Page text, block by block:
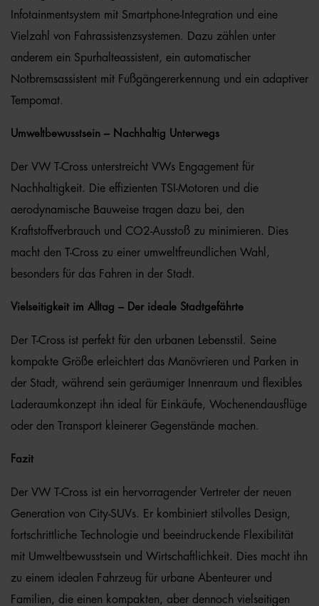
Infotainmentsystem mit Smartphone-Integration und eine
Vielzahl von Fahrassistenzsystemen. Dazu zählen unter
anderem ein Spurhalteassistent, ein automatischer
Notbremsassistent mit Fußgängererkennung und ein adaptiver
Tempomat.
Umweltbewusstsein – Nachhaltig Unterwegs
Der VW T-Cross unterstreicht VWs Engagement für
Nachhaltigkeit. Die effizienten TSI-Motoren und die
aerodynamische Bauweise tragen dazu bei, den
Kraftstoffverbrauch und CO2-Ausstoß zu minimieren. Dies
macht den T-Cross zu einer umweltfreundlichen Wahl,
besonders für das Fahren in der Stadt.
Vielseitigkeit im Alltag – Der ideale Stadtgefährte
Der T-Cross ist perfekt für den urbanen Lebensstil. Seine
kompakte Größe erleichtert das Manövrieren und Parken in
der Stadt, während sein geräumiger Innenraum und flexibles
Laderaumkonzept ihn ideal für Einkäufe, Wochenendausflüge
oder den Transport kleinerer Gegenstände machen.
Fazit
Der VW T-Cross ist ein hervorragender Vertreter der neuen
Generation von City-SUVs. Er kombiniert stilvolles Design,
fortschrittliche Technologie und beeindruckende Flexibilität
mit Umweltbewusstsein und Wirtschaftlichkeit. Dies macht ihn
zu einem idealen Fahrzeug für urbane Abenteurer und
Familien, die einen kompakten, aber dennoch vielseitigen